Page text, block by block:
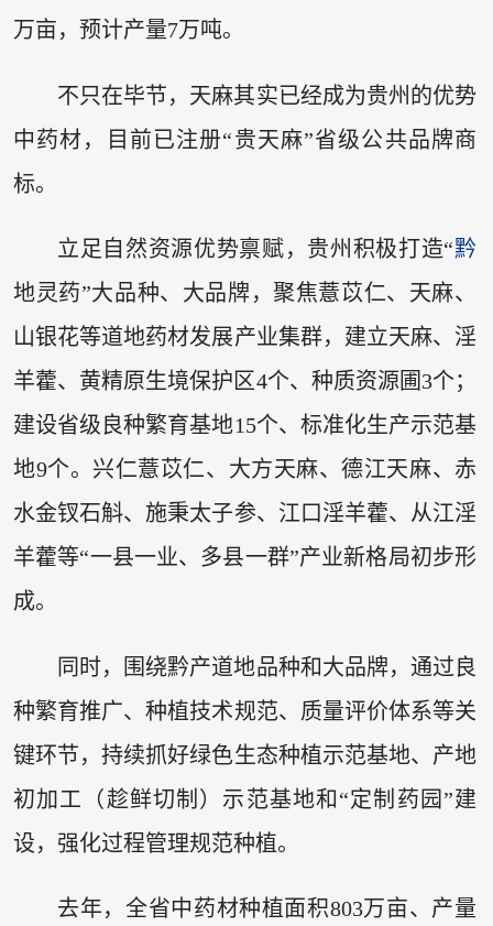
万亩，预计产量7万吨。
不只在毕节，天麻其实已经成为贵州的优势
中药材，目前已注册“贵天麻”省级公共品牌商
标。
立足自然资源优势禀赋，贵州积极打造“黔
地灵药”大品种、大品牌，聚焦薏苡仁、天麻、
山银花等道地药材发展产业集群，建立天麻、淫
羊藿、黄精原生境保护区4个、种质资源圃3个；
建设省级良种繁育基地15个、标准化生产示范基
地9个。兴仁薏苡仁、大方天麻、德江天麻、赤
水金钗石斛、施秉太子参、江口淫羊藿、从江淫
羊藿等“一县一业、多县一群”产业新格局初步形
成。
同时，围绕黔产道地品种和大品牌，通过良
种繁育推广、种植技术规范、质量评价体系等关
键环节，持续抓好绿色生态种植示范基地、产地
初加工（趁鲜切制）示范基地和“定制药园”建
设，强化过程管理规范种植。
去年，全省中药材种植面积803万亩、产量